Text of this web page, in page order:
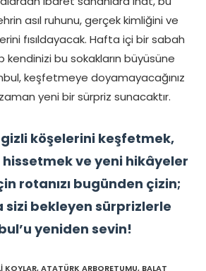
asıl ruhunu, gerçek kimliğini ve
fısıldayacak. Hafta içi bir sabah
kendinizi bu sokakların büyüsüne
keşfetmeye doyamayacağınız
yeni bir sürpriz sunacaktır.
köşelerini keşfetmek,
ve yeni hikâyeler
rotanızı bugünden çizin;
sizi bekleyen sürprizlerle
yeniden sevin!
KOYLAR, ATATÜRK ARBORETUMU, BALAT